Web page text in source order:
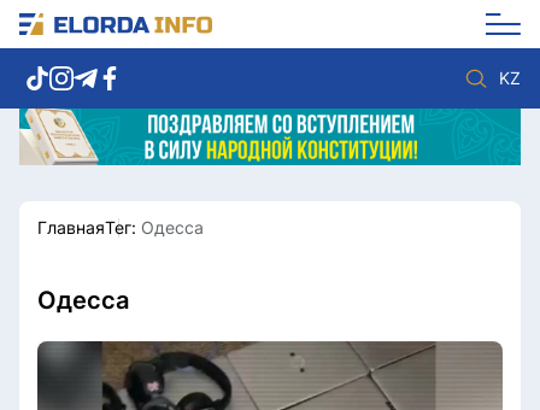
KZ
Новости столицы
Спорт
Разное
Видео
Мир
Служба Комплаенс
Этический кодекс
Служу стране
ГлавнаяТег: Одесса
Одесса